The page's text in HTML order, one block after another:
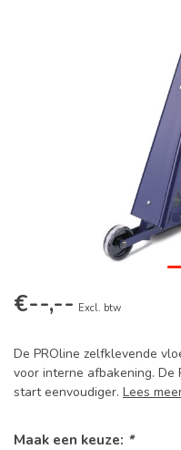
€--,-- Excl. btw
De PROline zelfklevende
voor interne afbakening. De
start eenvoudiger. Lees
Maak een keuze: *